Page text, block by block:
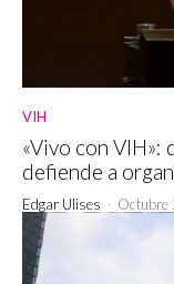
VIH
«Vivo con
defiende a
Edgar Ulises - Octubre